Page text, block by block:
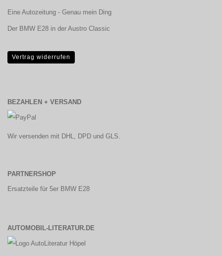
Eine Autozeitung - Genau mein Ding
Der BMW E28 in der Austro Classic
Vertrag widerrufen
BEZAHLEN + VERSAND
Wir versenden mit DHL, DPD und GLS.
PARTNERSHOP
Ersatzteile für 5er BMW E28
AUTOMOBIL-LITERATUR.DE